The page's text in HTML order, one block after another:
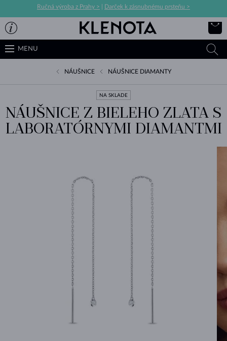
Ručná výroba z Prahy > Darček k zásnubnému prsteňu >
MENU
NÁUŠNICE NÁUŠNICE DIAMANTY
NA SKLADE
NÁUŠNICE Z BIELEHO ZLATA S
LABORATÓRNYMI DIAMANTMI